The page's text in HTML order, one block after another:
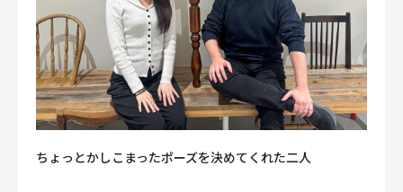
ちょっとかしこまったポーズを決めてくれた二人